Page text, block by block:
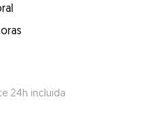
24h incluida